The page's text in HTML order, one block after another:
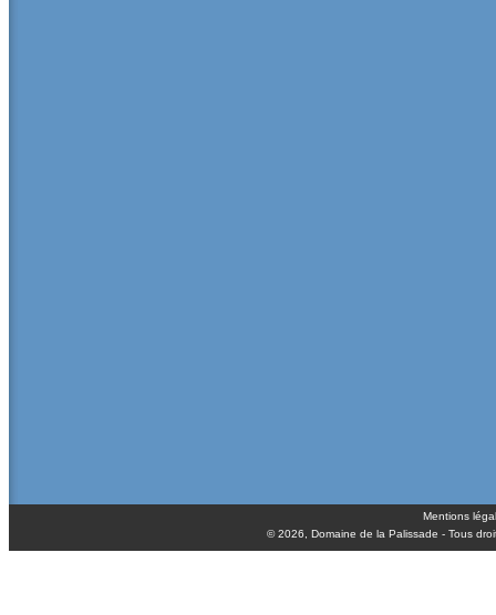
Mentions
© 2026, Domaine de la Palissade - Tous